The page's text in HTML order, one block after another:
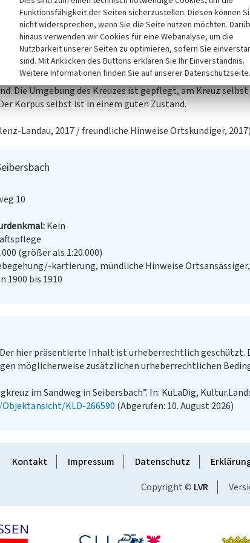
und steht in einem durch eine
Blumenbeet. Es ist etwa 1,50 Meter hoch und
Dächlein; über dem etwa 50
sich eine heute nicht mehr lesbare Inschrift. Rechts
schwarze, metallene Stützen.
Die Umgebung des Kreuzes ist gepflegt, am Kreuz
Korpus selbst ist in einem guten Zustand.
Landau, 2017 / freundliche Hinweise Ortskundiger, 2017)
10
Kein
(größer als 1:20.000)
kartierung, mündliche Hinweise
1900 bis 1910
Der hier präsentierte Inhalt ist urheberrechtlich geschützt.
möglicherweise zusätzlichen urheberrechtlichen
im Sandweg in Seibersbach”. In: KuLaDig,
KLD-266590 (Abgerufen: 10. August 2026)
Kontakt Impressum Datenschutz
Copyright © LVR
Funktionsfähigkeit der Seiten sicherzustellen. Diesen können
nicht widersprechen, wenn Sie die Seite nutzen möchten.
hinaus verwenden wir Cookies für eine Webanalyse, um die
Nutzbarkeit unserer Seiten zu optimieren, sofern Sie
sind. Mit Anklicken des Buttons erklären Sie Ihr Einverständnis.
Weitere Informationen finden Sie auf unserer Datenschutzseite.